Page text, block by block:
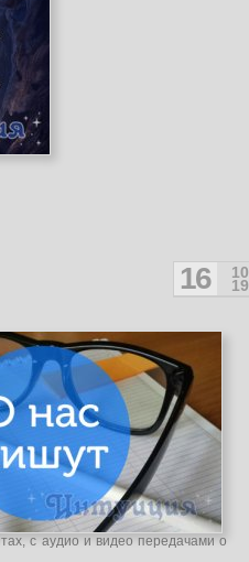
10
19
16
с аудио и видео передачами о